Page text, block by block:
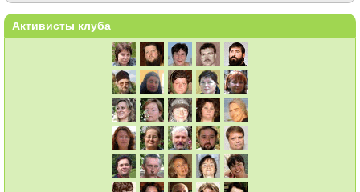
Активисты клуба